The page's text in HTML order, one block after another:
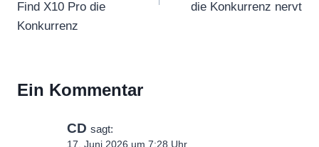
Find X10 Pro die
Konkurrenz
die Konkurrenz nervt
Ein Kommentar
CD sagt:
17. Juni 2026 um 7:28 Uhr